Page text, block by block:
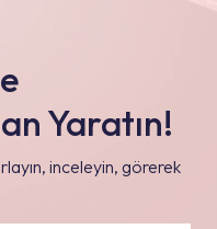
Yaratın!
inceleyin, görerek